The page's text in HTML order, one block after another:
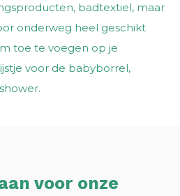
badtextiel, maar
onderweg heel geschikt
toe te voegen op je
voor de babyborrel,
voor onze